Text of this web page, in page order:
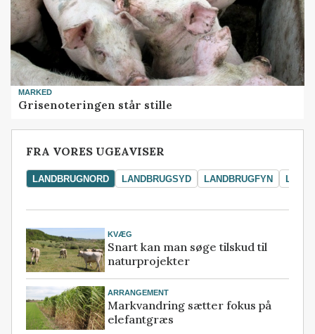
MARKED
Grisenoteringen står stille
FRA VORES UGEAVISER
LANDBRUGNORD LANDBRUGSYD LANDBRUGFYN
KVÆG
Snart kan man søge tilskud til
naturprojekter
ARRANGEMENT
Markvandring sætter fokus på
elefantgræs